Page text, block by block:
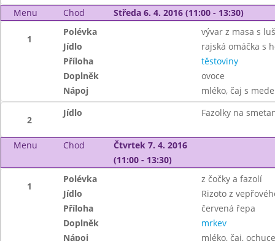
Menu
Chod Středa 6. 4. 2016 (11:00 - 13:30)
1
Polévka
vývar z masa s
Jídlo
rajská omáčka s
Příloha
těstoviny
Doplněk
ovoce
Nápoj
mléko, čaj s
2
Jídlo Fazolky na
Menu Chod
Čtvrtek 7. 4. 2016
(11:00 - 13:30)
1
Polévka
z čočky a fazolí
Jídlo
Rizoto z
Příloha
červená řepa
Doplněk
mrkev
Nápoj
mléko, čaj,